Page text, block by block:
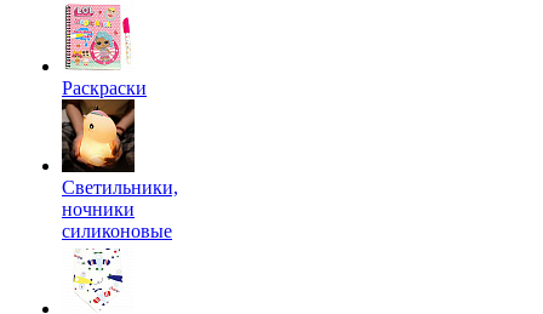
Раскраски
Светильники,
ночники
силиконовые